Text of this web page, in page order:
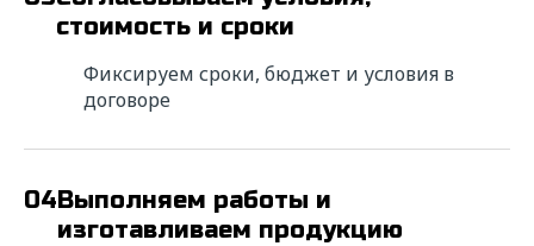
стоимость и сроки
Фиксируем сроки, бюджет и условия в
договоре
04Выполняем работы и
изготавливаем продукцию